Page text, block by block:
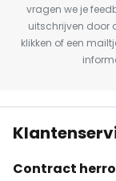
vragen we je
uitschrijven door
klikken of een
Contract